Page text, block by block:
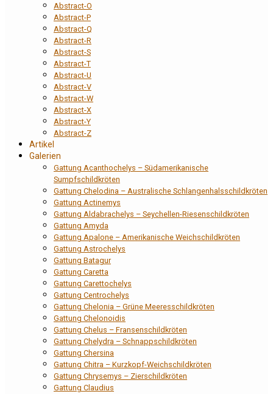
Abstract-O
Abstract-P
Abstract-Q
Abstract-R
Abstract-S
Abstract-T
Abstract-U
Abstract-V
Abstract-W
Abstract-X
Abstract-Y
Abstract-Z
Artikel
Galerien
Gattung Acanthochelys – Südamerikanische
Sumpfschildkröten
Gattung Chelodina – Australische Schlangenhalsschildkröten
Gattung Actinemys
Gattung Aldabrachelys – Seychellen-Riesenschildkröten
Gattung Amyda
Gattung Apalone – Amerikanische Weichschildkröten
Gattung Astrochelys
Gattung Batagur
Gattung Caretta
Gattung Carettochelys
Gattung Centrochelys
Gattung Chelonia – Grüne Meeresschildkröten
Gattung Chelonoidis
Gattung Chelus – Fransenschildkröten
Gattung Chelydra – Schnappschildkröten
Gattung Chersina
Gattung Chitra – Kurzkopf-Weichschildkröten
Gattung Chrysemys – Zierschildkröten
Gattung Claudius